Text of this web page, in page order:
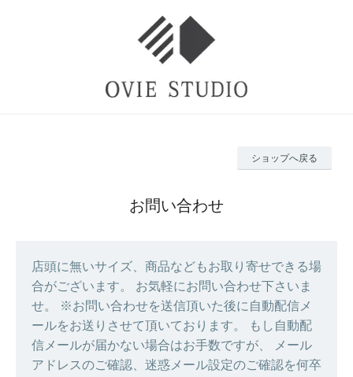
ショップへ戻る
お問い合わせ
店頭に無いサイズ、商品などもお取り寄せできる場
合がございます。 お気軽にお問い合わせ下さいま
せ。 ※お問い合わせを送信頂いた後に自動配信メ
ールをお送りさせて頂いております。 もし自動配
信メールが届かない場合はお手数ですが、 メール
アドレスのご確認、迷惑メール設定のご確認を何卒